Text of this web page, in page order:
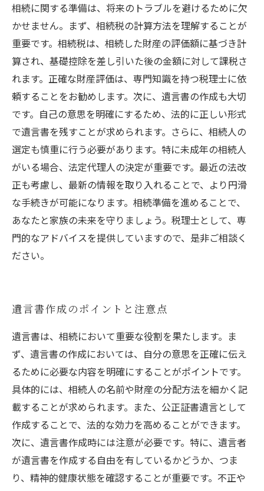
相続に関する準備は、将来のトラブルを避けるために欠
かせません。まず、相続税の計算方法を理解することが
重要です。相続税は、相続した財産の評価額に基づき計
算され、基礎控除を差し引いた後の金額に対して課税さ
れます。正確な財産評価は、専門知識を持つ税理士に依
頼することをお勧めします。次に、遺言書の作成も大切
です。自己の意思を明確にするため、法的に正しい形式
で遺言書を残すことが求められます。さらに、相続人の
選定も慎重に行う必要があります。特に未成年の相続人
がいる場合、法定代理人の決定が重要です。最近の法改
正も考慮し、最新の情報を取り入れることで、より円滑
な手続きが可能になります。相続準備を進めることで、
あなたと家族の未来を守りましょう。税理士として、専
門的なアドバイスを提供していますので、是非ご相談く
ださい。
遺言書作成のポイントと注意点
遺言書は、相続において重要な役割を果たします。ま
ず、遺言書の作成においては、自分の意思を正確に伝え
るために必要な内容を明確にすることがポイントです。
具体的には、相続人の名前や財産の分配方法を細かく記
載することが求められます。また、公正証書遺言として
作成することで、法的な効力を高めることができます。
次に、遺言書作成時には注意が必要です。特に、遺言者
が遺言書を作成する自由を有しているかどうか、つま
り、精神的健康状態を確認することが重要です。不正や